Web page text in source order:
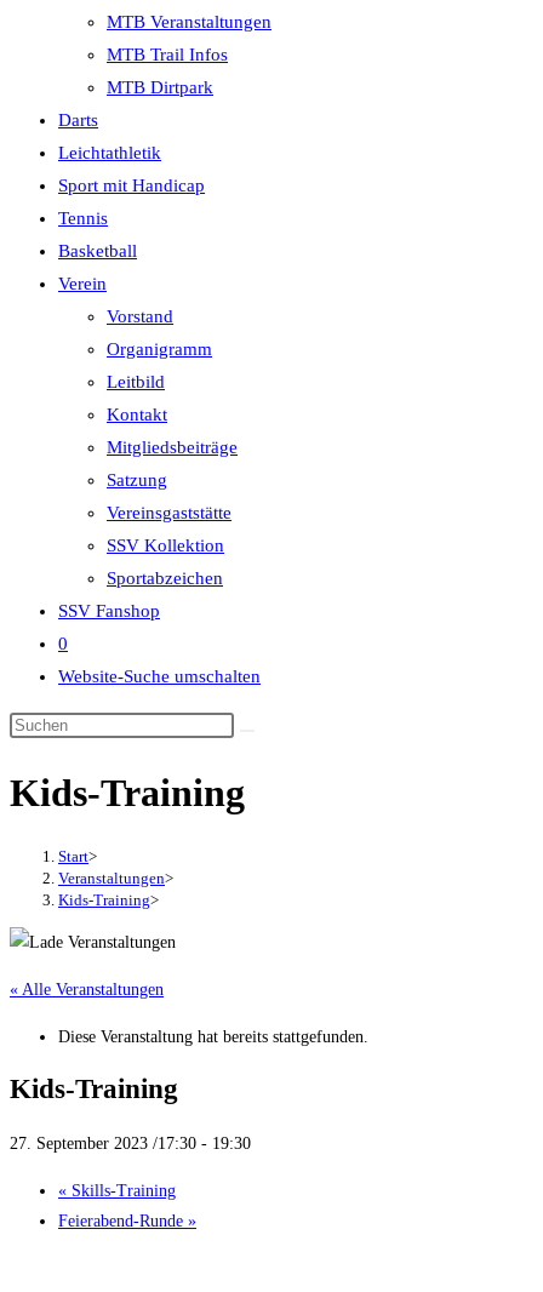
MTB Veranstaltungen
MTB Trail Infos
MTB Dirtpark
Darts
Leichtathletik
Sport mit Handicap
Tennis
Basketball
Verein
Vorstand
Organigramm
Leitbild
Kontakt
Mitgliedsbeiträge
Satzung
Vereinsgaststätte
SSV Kollektion
Sportabzeichen
SSV Fanshop
0
Website-Suche umschalten
Kids-Training
Start>
Veranstaltungen>
Kids-Training>
« Alle Veranstaltungen
Diese Veranstaltung hat bereits stattgefunden.
Kids-Training
27. September 2023 /17:30 - 19:30
« Skills-Training
Feierabend-Runde »